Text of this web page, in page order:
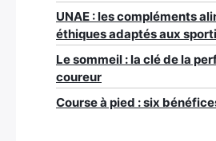
UNAE : les compléments
éthiques adaptés aux
Le sommeil : la clé de la
coureur
Course à pied : six